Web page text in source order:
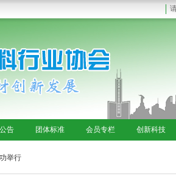
告 团体标准 会员专栏 创新科技
举行